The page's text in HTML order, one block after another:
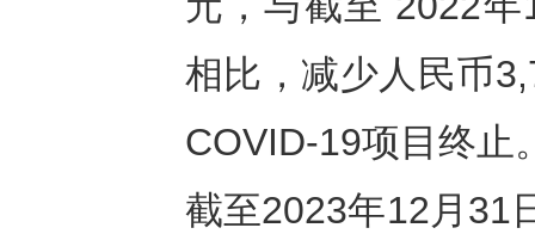
相比，减少人民币
COVID-19项目终止
截至2023年12月31